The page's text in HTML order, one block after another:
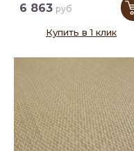
6 863 руб
Купить в 1 клик